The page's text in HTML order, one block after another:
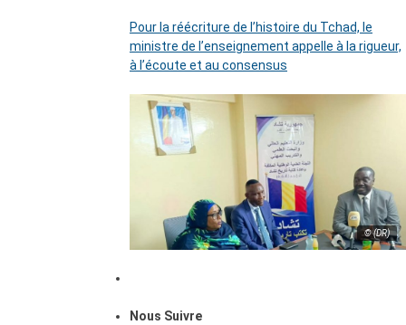
Pour la réécriture de l’histoire du Tchad, le
ministre de l’enseignement appelle à la rigueur,
à l’écoute et au consensus
© (DR)
Nous Suivre